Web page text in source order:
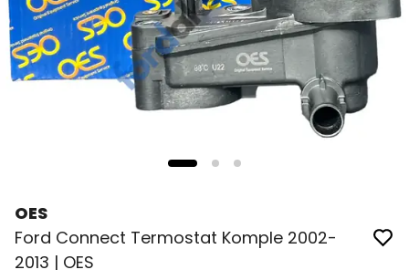
OES
Ford Connect Termostat Komple 2002-
2013 | OES